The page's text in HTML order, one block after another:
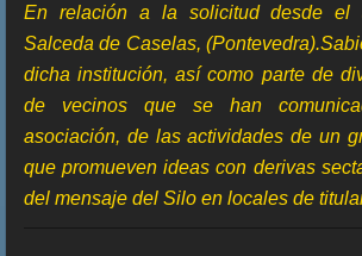
En relación a la solicitud desde el
Salceda de Caselas,
dicha institución, así como parte de
de vecinos que se han
asociación, de las actividades de un
que promueven ideas con derivas
del mensaje del Silo en locales de